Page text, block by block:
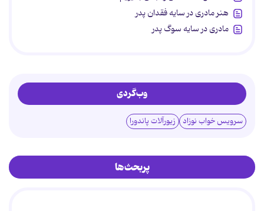
هنر مادری در سایه‌ فقدان پدر
مادری در سایه سوگ پدر
وب‌گردی
سرویس خواب نوزاد زیورآلات پاندورا
پربحث‌ها